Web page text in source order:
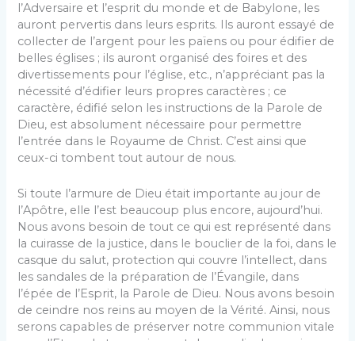
l’Adversaire et l’esprit du monde et de Babylone, les
auront pervertis dans leurs esprits. Ils auront essayé de
collecter de l’argent pour les païens ou pour édifier de
belles églises ; ils auront organisé des foires et des
divertissements pour l’église, etc., n’appréciant pas la
nécessité d’édifier leurs propres caractères ; ce
caractère, édifié selon les instructions de la Parole de
Dieu, est absolument nécessaire pour permettre
l’entrée dans le Royaume de Christ. C’est ainsi que
ceux-ci tombent tout autour de nous.
Si toute l’armure de Dieu était importante au jour de
l’Apôtre, elle l’est beaucoup plus encore, aujourd’hui.
Nous avons besoin de tout ce qui est représenté dans
la cuirasse de la justice, dans le bouclier de la foi, dans le
casque du salut, protection qui couvre l’intellect, dans
les sandales de la préparation de l’Évangile, dans
l’épée de l’Esprit, la Parole de Dieu. Nous avons besoin
de ceindre nos reins au moyen de la Vérité. Ainsi, nous
serons capables de préserver notre communion vitale